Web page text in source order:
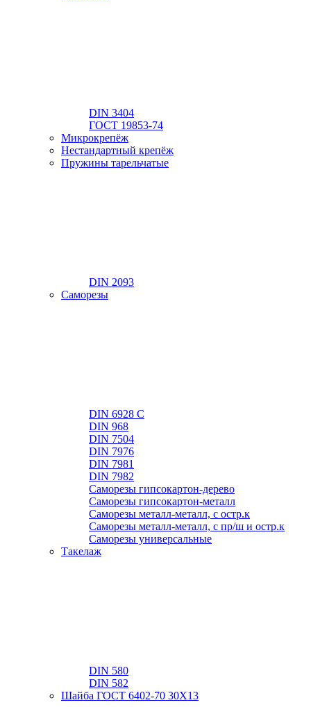
DIN 3404
ГОСТ 19853-74
Микрокрепёж
Нестандартный крепёж
Пружины тарельчатые
DIN 2093
Саморезы
DIN 6928 C
DIN 968
DIN 7504
DIN 7976
DIN 7981
DIN 7982
Саморезы гипсокартон-дерево
Саморезы гипсокартон-металл
Саморезы металл-металл, с остр.к
Саморезы металл-металл, с пр/ш и остр.к
Саморезы универсальные
Такелаж
DIN 580
DIN 582
Шайба ГОСТ 6402-70 30Х13